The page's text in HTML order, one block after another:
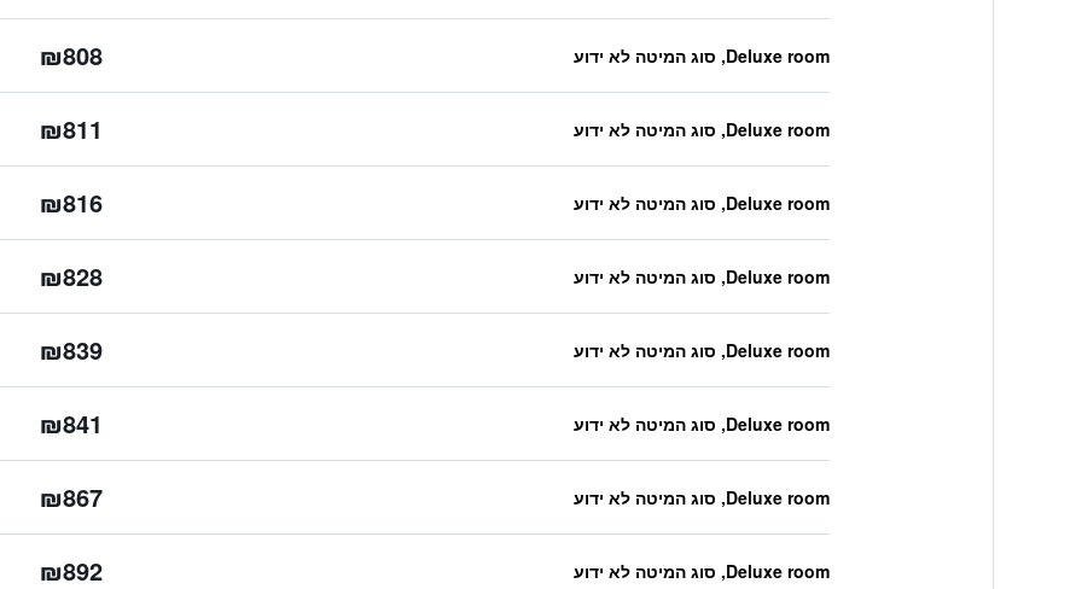
Deluxe room, סוג המיטה לא ידוע ₪808
Deluxe room, סוג המיטה לא ידוע ₪811
Deluxe room, סוג המיטה לא ידוע ₪816
Deluxe room, סוג המיטה לא ידוע ₪828
Deluxe room, סוג המיטה לא ידוע ₪839
Deluxe room, סוג המיטה לא ידוע ₪841
Deluxe room, סוג המיטה לא ידוע ₪867
Deluxe room, סוג המיטה לא ידוע ₪892